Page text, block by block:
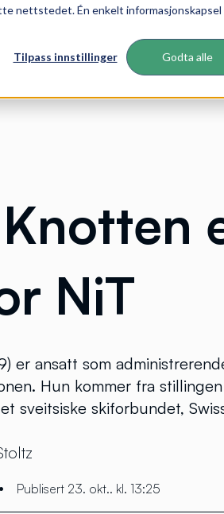
nettstedet. Én enkelt
Tilpass innstillinger Godta alle
NiT
er ansatt som
Hun kommer fra
sveitsiske skiforbundet,
• Publisert 23. okt.. kl. 13:25